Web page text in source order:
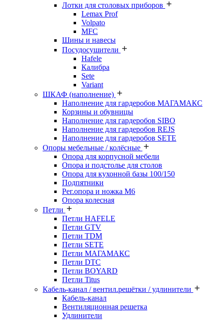
Лотки для столовых приборов
Lemax Prof
Volpato
MFC
Шины и навесы
Посудосушители
Hafele
Калибра
Sete
Variant
ШКАФ (наполнение)
Наполнение для гардеробов МАГАМАКС
Корзины и обувницы
Наполнение для гардеробов SIBO
Наполнение для гардеробов REJS
Наполнение для гардеробов SETE
Опоры мебельные / колёсные
Опора для корпусной мебели
Опора и подстолье для столов
Опора для кухонной базы 100/150
Подпятники
Рег.опора и ножка М6
Опора колесная
Петли
Петли HAFELE
Петли GTV
Петли TDM
Петли SETE
Петли МАГАМАКС
Петли DTC
Петли BOYARD
Петли Titus
Кабель-канал / вентил.решётки / удлинители
Кабель-канал
Вентиляционная решетка
Удлинители